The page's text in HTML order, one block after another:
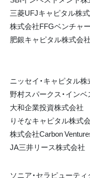
三菱UFJキャピタル株
株式会社FFGベンチャ
肥銀キャピタル株式会
ニッセイ・キャピタル
野村スパークス・イン
大和企業投資株式会社
りそなキャピタル株式
株式会社Carbon
JA三井リース株式会社
ソニア・セラピューティ